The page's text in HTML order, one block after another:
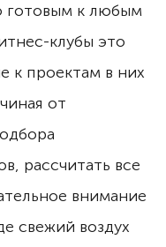
готовым к любым
клубы это
к проектам в них
от
рассчитать все
внимание
свежий воздух